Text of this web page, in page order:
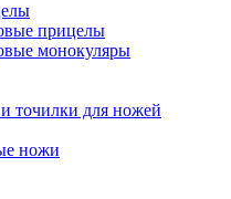
прицелы
монокуляры
точилки для ножей
ножи